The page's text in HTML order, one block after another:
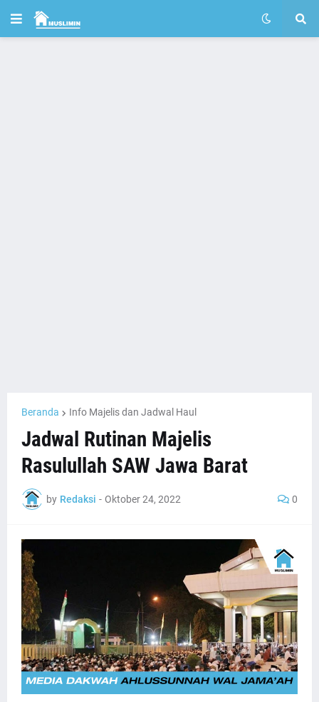
Beranda Info Majelis dan Jadwal Haul
Jadwal Rutinan Majelis
Rasulullah SAW Jawa Barat
by Redaksi - Oktober 24, 2022 0